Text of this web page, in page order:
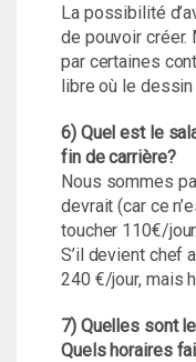
La possibilité
de pouvoir
par certaines
libre où le
6) Quel est le
fin de carrière?
Nous sommes
devrait (car ce
toucher 110€/
S’il devient chef
240 €/jour, mais
7) Quelles sont
Quels horaires